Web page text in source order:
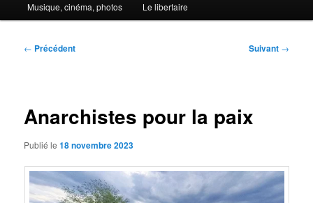
Musique, cinéma, photos Le libertaire
Navigation
← Précédent Suivant →
Anarchistes pour la paix
Publié le18 novembre 2023